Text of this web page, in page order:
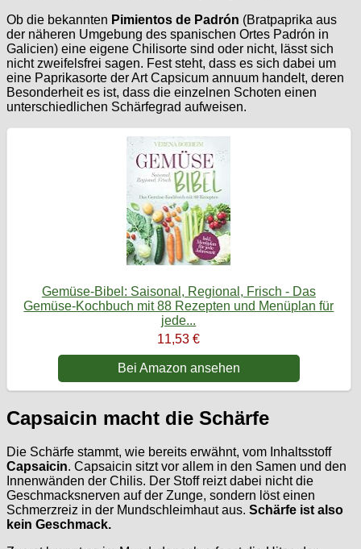
Ob die bekannten Pimientos de Padrón (Bratpaprika aus
der näheren Umgebung des spanischen Ortes Padrón in
Galicien) eine eigene Chilisorte sind oder nicht, lässt sich
nicht zweifelsfrei sagen. Fest steht, dass es sich dabei um
eine Paprikasorte der Art Capsicum annuum handelt, deren
Besonderheit es ist, dass die einzelnen Schoten einen
unterschiedlichen Schärfegrad aufweisen.
Gemüse-Bibel: Saisonal, Regional, Frisch - Das
Gemüse-Kochbuch mit 88 Rezepten und Menüplan für
jede...
11,53 €
Bei Amazon ansehen
Capsaicin macht die Schärfe
Die Schärfe stammt, wie bereits erwähnt, vom Inhaltsstoff
Capsaicin. Capsaicin sitzt vor allem in den Samen und den
Innenwänden der Chilis. Der Stoff reizt dabei nicht die
Geschmacksnerven auf der Zunge, sondern löst einen
Schmerzreiz in der Mundschleimhaut aus. Schärfe ist also
kein Geschmack.